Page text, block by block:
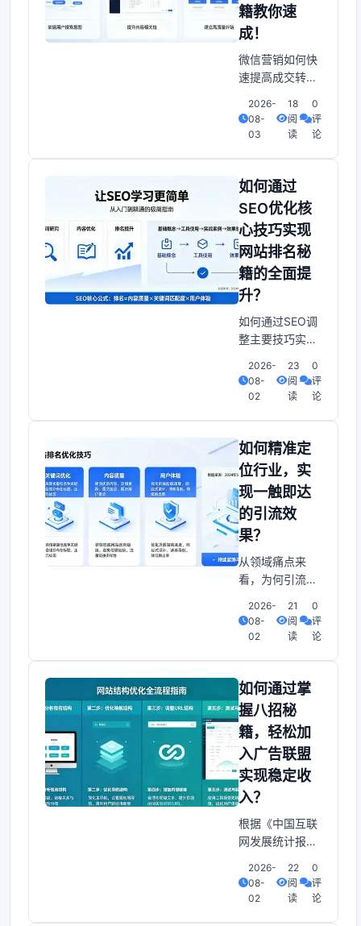
计时组件。引导
紧迫感，> li> **
籍教你速
成！
微信营销如何快
速提高成交转化
你速成，其实，
如何让你的产品
何打动目标客户
并促成交易？1.
基础必备：合规
高效的基石❶ 熟
悉网站规则微信
官方政策，避免
账号被限流或封
群精准画像目标
客户。
2026-
08-
03
18
阅
读
0
评
论
如何通过
SEO优化核
心技巧实现
网站排名秘
籍的全面提
升？
如何通过SEO调
整主要技巧实现
整体提高？网站
如何快速排名？
问题。如何让自
己的网站脱颖而
出、获得更高排
名？其实，1. 关
键词定位：挖掘
高价值搜索词使
道怎么选合适的
关键词。导致流
量低、
2026-
08-
02
23
阅
读
0
评
论
如何精准定
位行业，实
现一触即达
的引流效
果？
从领域痛点来
看，为何引流总
起来，许多公司
在引流时常感到
道不清晰、使用
者特点模糊导致
营销预算被无效
消耗。甚至出现
使用者隐私泄露
的风险。从痛点
一来看，缺乏精
没有明确的目标
使用者。内容只
能是
2026-
08-
02
21
阅
读
0
评
论
如何通过掌
握八招秘
籍，轻松加
入广告联盟
实现稳定收
入？
根据《中国互联
网发展统计报
国互联网广告行
业整体规模达到
2026-
08-
02
22
阅
读
0
评
论